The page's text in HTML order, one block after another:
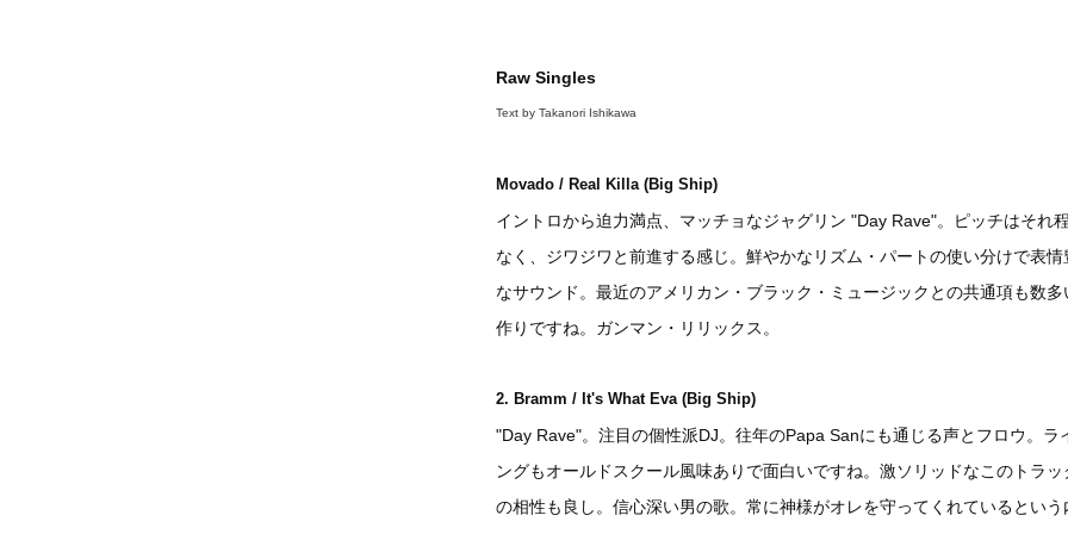
Raw Singles
Text by Takanori Ishikawa
Movado / Real Killa (Big Ship)
イントロから迫力満点、マッチョなジャグリン "Day Rave"。ピッチはそれ
なく、ジワジワと前進する感じ。鮮やかなリズム・パートの使い分けで表情
なサウンド。最近のアメリカン・ブラック・ミュージックとの共通項も数多
作りですね。ガンマン・リリックス。
2. Bramm / It's What Eva (Big Ship)
"Day Rave"。注目の個性派DJ。往年のPapa Sanにも通じる声とフロウ。ラ
ングもオールドスクール風味ありで面白いですね。激ソリッドなこのトラッ
の相性も良し。信心深い男の歌。常に神様がオレを守ってくれているという